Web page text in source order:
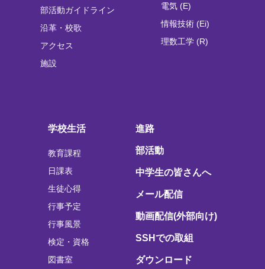
部活動ガイドライン
沿革・校歌
アクセス
施設
電気 (E)
情報技術 (Ei)
理数工学 (R)
学校生活
教育課程
日課表
生徒心得
行事予定
行事風景
検定・資格
図書室
進路
部活動
中学生の皆さんへ
メール配信
動画配信(外部向け)
SSHでの取組
ダウンロード